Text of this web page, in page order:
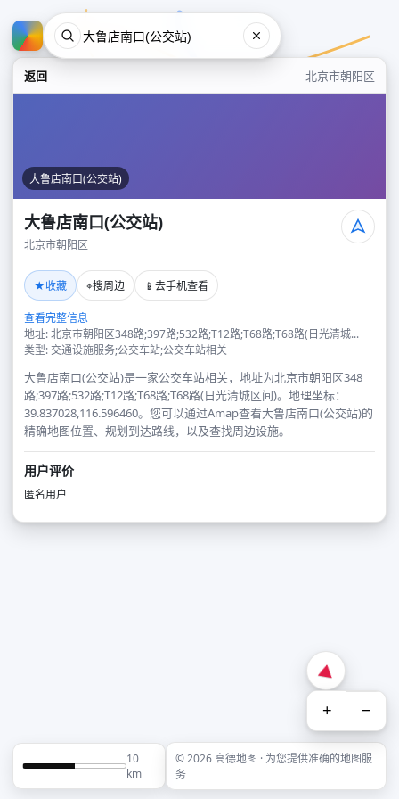
返回 北京市朝阳区
大鲁店南口(公交站)
大鲁店南口(公交站)
北京市朝阳区
★收藏 ⌖搜周边 📱 去手机查看
查看完整信息
地址: 北京市朝阳区348路;397路;532路;T12路;T68路;T68路(日光清城...
类型: 交通设施服务;公交车站;公交车站相关
大鲁店南口(公交站)是一家公交车站相关，地址为北京市朝阳区348
路;397路;532路;T12路;T68路;T68路(日光清城区间)。地理坐标：
39.837028,116.596460。您可以通过Amap查看大鲁店南口(公交站)的
精确地图位置、规划到达路线，以及查找周边设施。
用户评价
匿名用户
+ −
10
km
© 2026 高德地图 · 为您提供准确的地图服
务